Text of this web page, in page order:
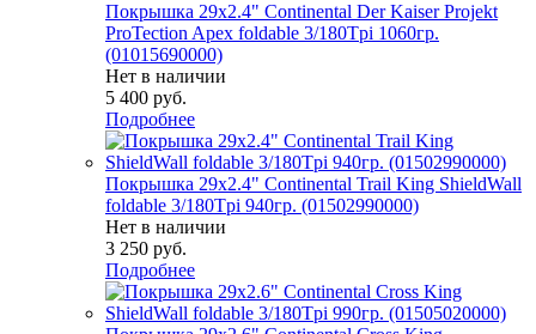
Покрышка 29x2.4" Continental Der Kaiser Projekt
ProTection Apex foldable 3/180Tpi 1060гр.
(01015690000)
Нет в наличии
5 400 руб.
Подробнее
Покрышка 29x2.4" Continental Trail King ShieldWall
foldable 3/180Tpi 940гр. (01502990000)
Нет в наличии
3 250 руб.
Подробнее